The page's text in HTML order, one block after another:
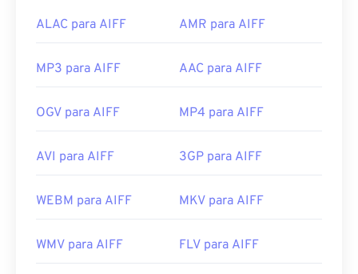
ALAC para AIFF AMR para AIFF
MP3 para AIFF AAC para AIFF
OGV para AIFF MP4 para AIFF
AVI para AIFF 3GP para AIFF
WEBM para AIFF MKV para AIFF
WMV para AIFF FLV para AIFF